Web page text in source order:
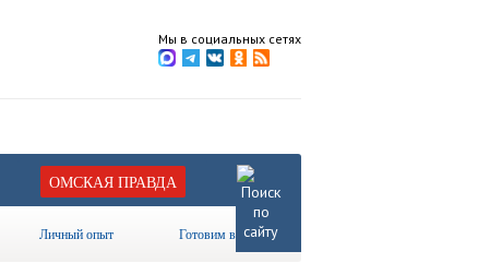
Мы в социальных сетях
ОМСКАЯ ПРАВДА
Личный опыт Готовим вместе